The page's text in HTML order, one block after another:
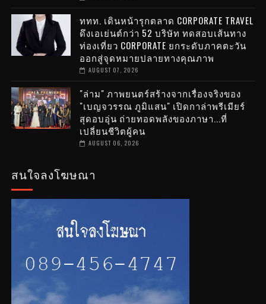
ททท. เดินหน้ารุกตลาด CORPORATE TRAVEL
ดึงเอเย่นต์กว่า 52 บริษัท ทดสอบเส้นทาง
ท่องเที่ยว CORPORATE ยกระดับภาคตะวัน
ออกสู่จุดหมายปลายทางคุณภาพ
AUGUST 07, 2026
"ล่าม" ภาพยนตร์สร้างจากเรื่องจริงของ
"เบญจวรรณ ภูมิแสน" เปิดกาล่าพรีเมียร์
สุดอบอุ่น ถ่ายทอดพลังของภาษา...ที่
เปลี่ยนชีวิตผู้คน
AUGUST 06, 2026
สนใจลงโฆษณา